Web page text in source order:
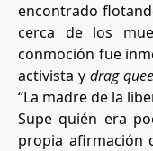
encontrado
cerca de los
conmoción fue
activista y drag
“La madre de la
Supe quién era
propia afirmación